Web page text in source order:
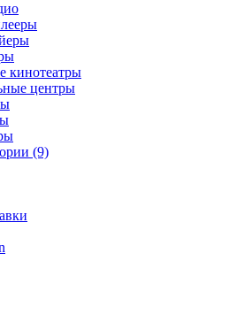
кинотеатры
центры
(9)